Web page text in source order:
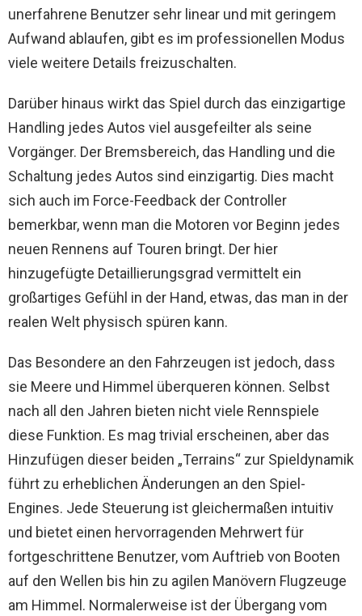
unerfahrene Benutzer sehr linear und mit geringem
Aufwand ablaufen, gibt es im professionellen Modus
viele weitere Details freizuschalten.
Darüber hinaus wirkt das Spiel durch das einzigartige
Handling jedes Autos viel ausgefeilter als seine
Vorgänger. Der Bremsbereich, das Handling und die
Schaltung jedes Autos sind einzigartig. Dies macht
sich auch im Force-Feedback der Controller
bemerkbar, wenn man die Motoren vor Beginn jedes
neuen Rennens auf Touren bringt. Der hier
hinzugefügte Detaillierungsgrad vermittelt ein
großartiges Gefühl in der Hand, etwas, das man in der
realen Welt physisch spüren kann.
Das Besondere an den Fahrzeugen ist jedoch, dass
sie Meere und Himmel überqueren können. Selbst
nach all den Jahren bieten nicht viele Rennspiele
diese Funktion. Es mag trivial erscheinen, aber das
Hinzufügen dieser beiden „Terrains“ zur Spieldynamik
führt zu erheblichen Änderungen an den Spiel-
Engines. Jede Steuerung ist gleichermaßen intuitiv
und bietet einen hervorragenden Mehrwert für
fortgeschrittene Benutzer, vom Auftrieb von Booten
auf den Wellen bis hin zu agilen Manövern Flugzeuge
am Himmel. Normalerweise ist der Übergang vom